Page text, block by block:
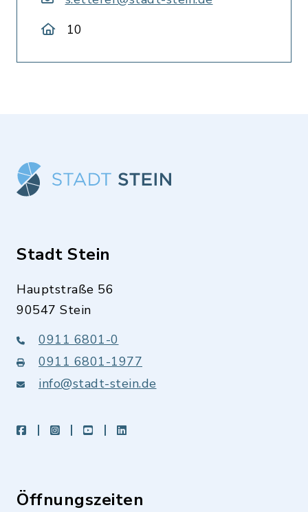
10
Stadt Stein
Hauptstraße 56
90547 Stein
0911 6801-0
0911 6801-1977
info@stadt-stein.de
facebookinstagramyoutubeLinkedIn
Öffnungszeiten